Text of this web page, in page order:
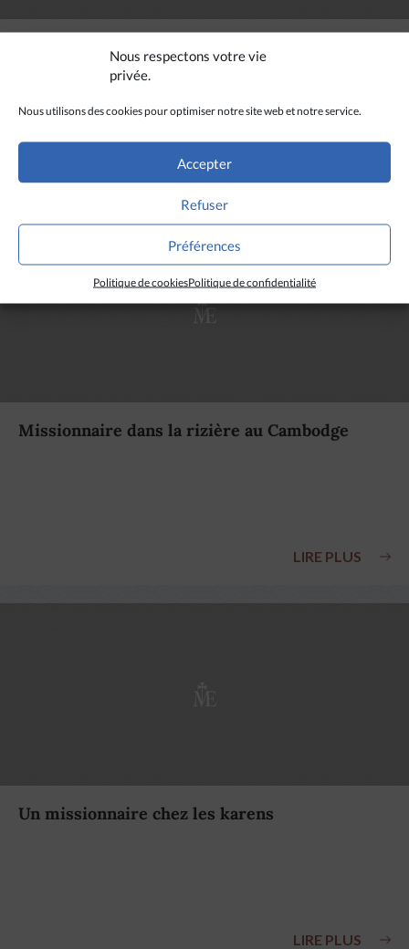
Nous respectons votre vie
privée.
Nous utilisons des cookies pour optimiser notre site web et notre service.
Accepter
Refuser
Préférences
Politique de cookiesPolitique de confidentialité
Portrait d’un missionnaire à Hong-Kong
Missionnaire dans la rizière au Cambodge
LIRE PLUS
Un missionnaire chez les karens
LIRE PLUS